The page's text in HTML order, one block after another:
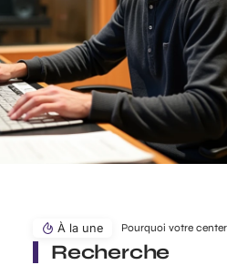
À la une
Recherche